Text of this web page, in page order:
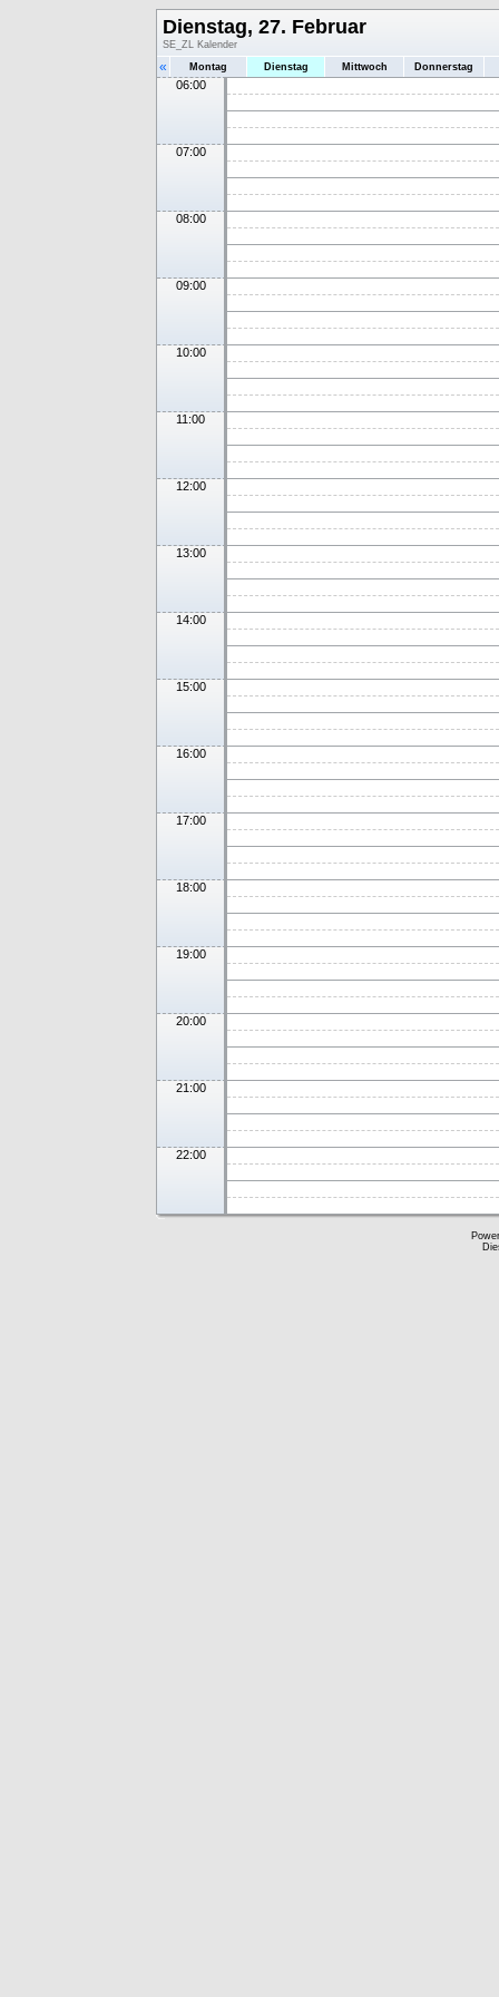
Dienstag, 27. Februar
SE_ZL Kalender
« Montag Dienstag Mittwoch Donnerstag
06:00
07:00
08:00
09:00
10:00
11:00
12:00
13:00
14:00
15:00
16:00
17:00
18:00
19:00
20:00
21:00
22:00